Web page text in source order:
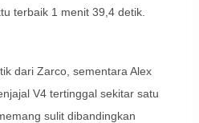
terbaik 1 menit 39,4 detik.
dari Zarco, sementara Alex
V4 tertinggal sekitar satu
sulit dibandingkan